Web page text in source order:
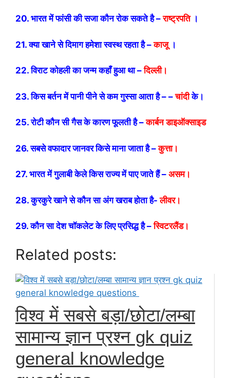
20. भारत में फांसी की सजा कौन रोक सकते है –राष्ट्रपति।
21. क्या खाने से दिमाग हमेशा स्वस्थ रहता है –काजू।
22. विराट कोहली का जन्म कहाँ हुआ था –दिल्ली।
23. किस बर्तन में पानी पीने से कम गुस्सा आता है – –चांदीके।
25. रोटी कौन सी गैस के कारण फूलती है –कार्बन डाइऑक्साइड
26. सबसे वफादार जानवर किसे माना जाता है –कुत्ता।
27. भारत में गुलाबी केले किस राज्य में पाए जाते हैं – असम।
28. कुरकुरे खाने से कौन सा अंग खराब होता है-लीवर।
29. कौन सा देश चॉकलेट के लिए प्रसिद्ध है –स्विटरलैंड।
Related posts:
विश्व में सबसे बड़ा/छोटा/लम्बा
सामान्य ज्ञान प्रश्न gk quiz
general knowledge